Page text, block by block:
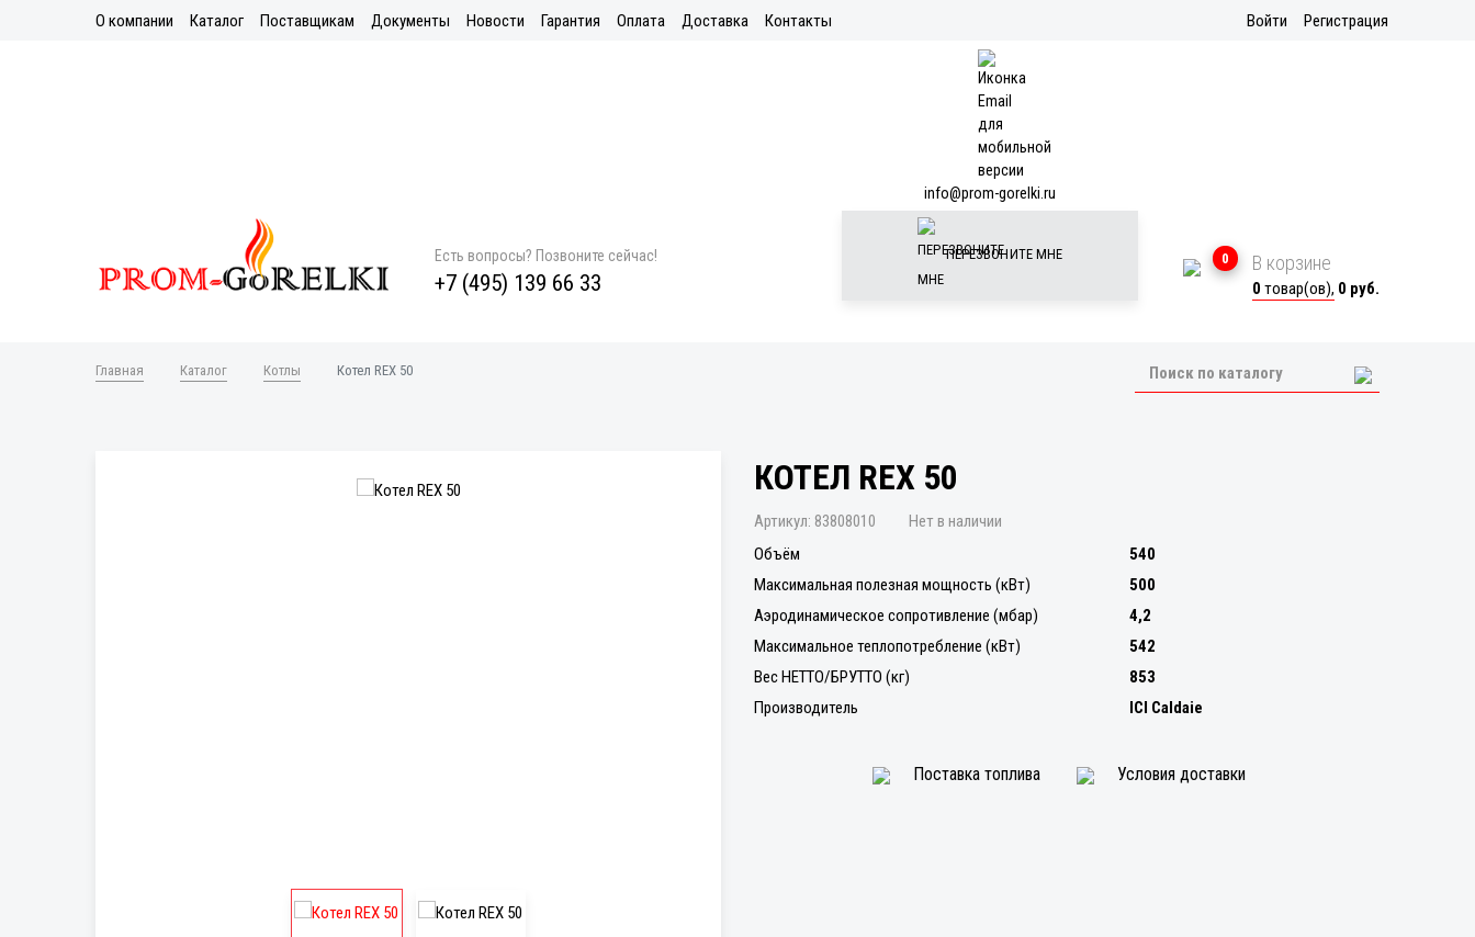
О компании Каталог Поставщикам Документы Новости Гарантия Оплата Доставка Контакты Войти Регистрация
Есть вопросы? Позвоните сейчас!
+7 (495) 139 66 33
info@prom-gorelki.ru
ПЕРЕЗВОНИТЕ МНЕ 0 В корзине
0 товар(ов), 0 руб.
Главная Каталог Котлы Котел REX 50
КОТЕЛ REX 50
Артикул: 83808010
Нет в наличии
Объём
540
Максимальная полезная мощность (кВт)
500
Аэродинамическое сопротивление (мбар)
4,2
Максимальное теплопотребление (кВт)
542
Вес НЕТТО/БРУТТО (кг)
853
Производитель
ICI Caldaie
Поставка топлива Условия доставки